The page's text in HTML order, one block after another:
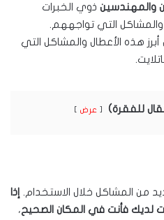
والمهندسين ذوي الخبرات
التي تواجههم.
هذه الأعطال والمشاكل التي
للفقرة) عرض
من المشاكل خلال الاستخدام. إذا
لديك فأنت في المكان الصحيح،